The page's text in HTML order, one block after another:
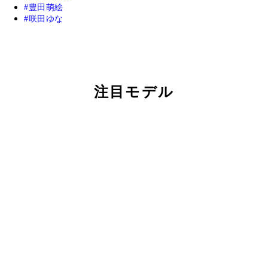
豊田萌絵
咲田ゆな
注目モデル